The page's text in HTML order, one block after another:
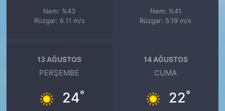
Nem: %43
Rüzgar: 6.11 m/s
Nem: %41
Rüzgar: 5.19 m/s
13 AĞUSTOS
PERŞEMBE
24°
14 AĞUSTOS
CUMA
22°